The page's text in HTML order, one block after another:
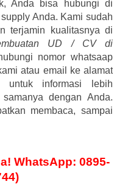
Anda bisa hubungi di
Anda. Kami sudah
terjamin kualitasnya di
UD / CV di
nomor whatsaap
atau email ke alamat
untuk informasi lebih
dengan Anda.
membaca, sampai
WhatsApp: 0895-